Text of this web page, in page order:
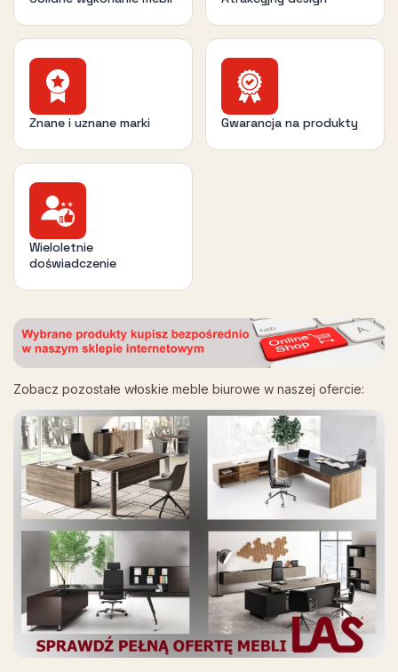
Znane i uznane marki Gwarancja na produkty
Wieloletnie
doświadczenie
Zobacz pozostałe włoskie meble biurowe w naszej ofercie: